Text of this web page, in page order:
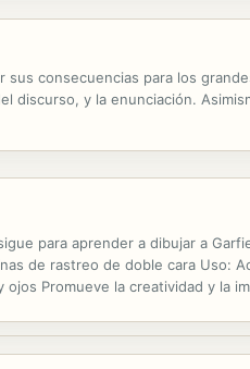
consecuencias para los
discurso, y la enunciación.
para aprender a dibujar a
de rastreo de doble cara Uso:
Promueve la creatividad y la